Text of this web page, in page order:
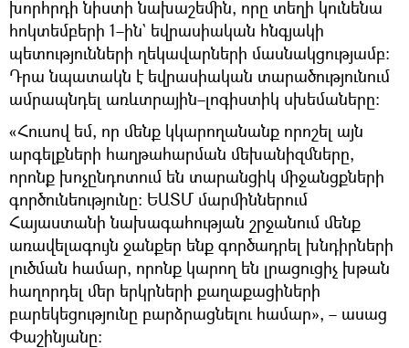
խորհրդի նիստի նախաշեմին, որը տեղի կունենա
հոկտեմբերի 1–ին` եվրասիական հնգյակի
պետությունների ղեկավարների մասնակցությամբ։
Դրա նպատակն է եվրասիական տարածությունում
ամրապնդել առևտրային–լոգիստիկ սխեմաները։
«Հուսով եմ, որ մենք կկարողանանք որոշել այն
արգելքների հաղթահարման մեխանիզմները,
որոնք խոչընդոտում են տարանցիկ միջանցքների
գործունեությունը։ ԵԱՏՄ մարմիններում
Հայաստանի նախագահության շրջանում մենք
առավելագույն ջանքեր ենք գործադրել խնդիրների
լուծման համար, որոնք կարող են լրացուցիչ խթան
հաղորդել մեր երկրների քաղաքացիների
բարեկեցությունը բարձրացնելու համար», – ասաց
Փաշինյանը։